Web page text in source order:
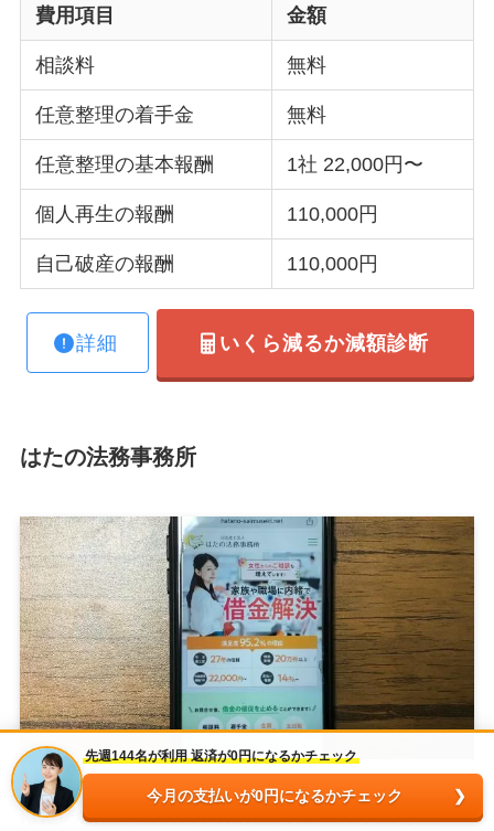
費用項目 金額
相談料 無料
任意整理の着手金 無料
任意整理の基本報酬 1社 22,000円〜
個人再生の報酬 110,000円
自己破産の報酬 110,000円
詳細 いくら減るか減額診断
はたの法務事務所
はたの法務事務所は、東京都杉並区に本店を置
先週144名が利用 返済が0円になるかチェック
今月の支払いが0円になるかチェック